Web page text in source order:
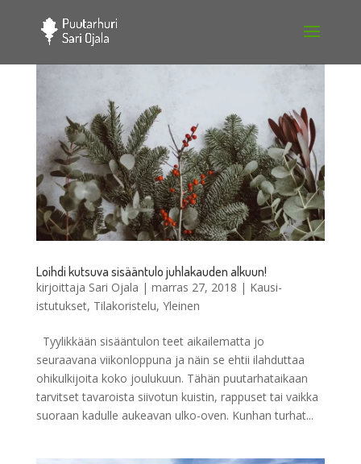
Loihdi kutsuva sisääntulo juhlakauden alkuun!
kirjoittaja Sari Ojala | marras 27, 2018 | Kausi-
istutukset, Tilakoristelu, Yleinen
Tyylikkään sisääntulon teet aikailematta jo
seuraavana viikonloppuna ja näin se ehtii ilahduttaa
ohikulkijoita koko joulukuun. Tähän puutarhataikaan
tarvitset tavaroista siivotun kuistin, rappuset tai vaikka
suoraan kadulle aukeavan ulko-oven. Kunhan turhat...